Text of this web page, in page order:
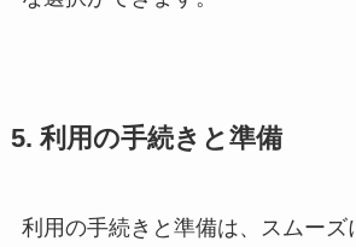
5. 利用の手続きと準備
利用の手続きと準備は、スムーズ